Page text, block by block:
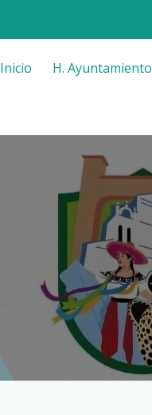
Inicio H. Ayuntamiento